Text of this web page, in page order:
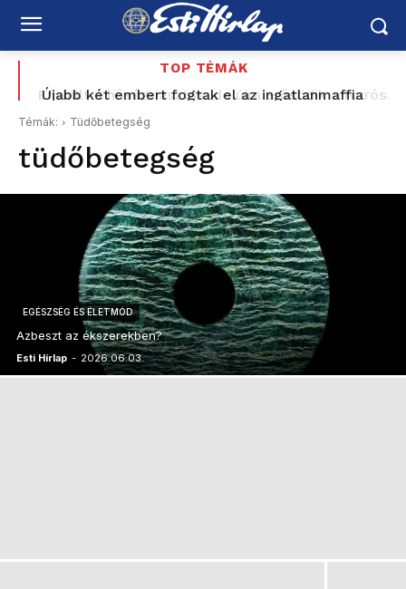
TOP TÉMÁK
Újabb két embert fogtak el az ingatlanmaffia
Enyhült a hőségriasztás, de újra erősödik a forróság
Témák: Tüdőbetegség
tüdőbetegség
EGÉSZSÉG ÉS ÉLETMÓD
Azbeszt az ékszerekben?
Esti Hírlap - 2026.06.03.